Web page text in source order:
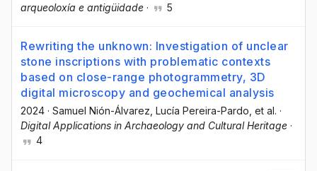
arqueoloxía e antigüidade · 5
Rewriting the unknown: Investigation of unclear
stone inscriptions with problematic contexts
based on close-range photogrammetry, 3D
digital microscopy and geochemical analysis
2024 · Samuel Nión-Álvarez , Lucía Pereira-Pardo , et al. ·
Digital Applications in Archaeology and Cultural Heritage ·
4